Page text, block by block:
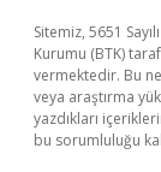
Sitemiz, 5651
Kurumu (BTK)
vermektedir. Bu
veya araştırma
yazdıkları
bu sorumluluğu